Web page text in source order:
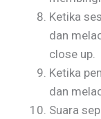
Ketika
dan
close up.
Ketika
dan
Suara